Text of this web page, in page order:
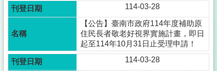
114-03-28
【公告】臺南市政府114年度補助原
住民長者敬老好視界實施計畫，即日
起至114年10月31日止受理申請！
114-03-28